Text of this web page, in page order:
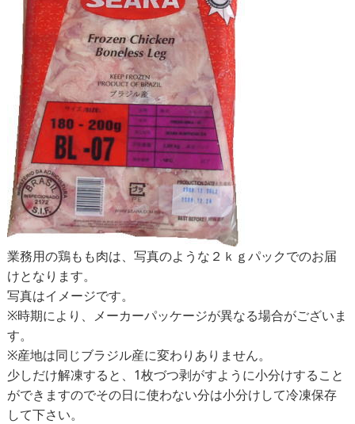
業務用の鶏もも肉は、写真のような２ｋｇパックでのお届
けとなります。
写真はイメージです。
※時期により、メーカーパッケージが異なる場合がございま
す。
※産地は同じブラジル産に変わりありません。
少しだけ解凍すると、1枚づつ剥がすように小分けすること
ができますのでその日に使わない分は小分けして冷凍保存
して下さい。